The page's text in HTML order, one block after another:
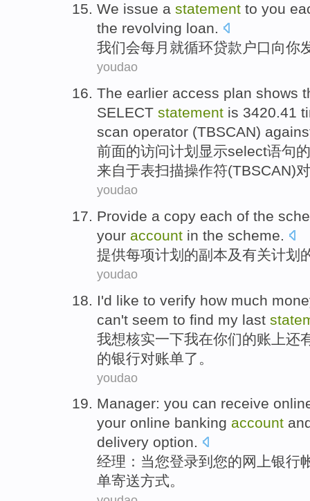
We issue a statement to you
the revolving loan.
我们会每月 就循环贷款 户口向你
youdao
The earlier access plan shows
SELECT statement is 3420.41
scan operator (TBSCAN)
前面的访问计划 显示select语句的
来自于表扫描操作符(TBSCAN)对
youdao
Provide a copy each of the
your account in the scheme.
提供每项计划 的副本及有关计划
youdao
I'd like to verify how much
can't seem to find my last
我想核实一下我在你们的账 上还
的银行对账单了。
youdao
Manager: you can receive
your online banking account
delivery option.
经理 ：当您登录到 您的网上银行
单寄送方式。